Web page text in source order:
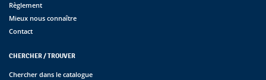
Règlement
Mieux nous connaître
Contact
CHERCHER / TROUVER
Chercher dans le catalogue